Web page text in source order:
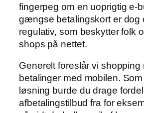
fingerpeg om en uoprigtig e-
gængse betalingskort er dog
regulativ, som beskytter folk
shops på nettet.
Generelt foreslår vi shopping
betalinger med mobilen.
løsning burde du drage
afbetalingstilbud fra for